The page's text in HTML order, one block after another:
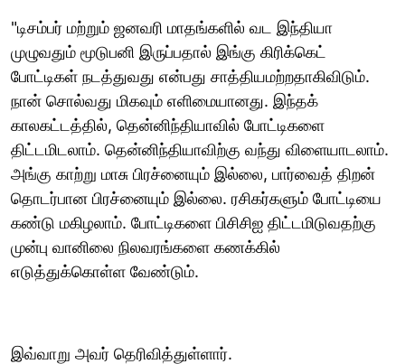
"டிசம்பர் மற்றும் ஜனவரி மாதங்களில் வட இந்தியா
முழுவதும் மூடுபனி இருப்பதால் இங்கு கிரிக்கெட்
போட்டிகள் நடத்துவது என்பது சாத்தியமற்றதாகிவிடும்.
நான் சொல்வது மிகவும் எளிமையானது. இந்தக்
காலகட்டத்தில், தென்னிந்தியாவில் போட்டிகளை
திட்டமிடலாம். தென்னிந்தியாவிற்கு வந்து விளையாடலாம்.
அங்கு காற்று மாசு பிரச்னையும் இல்லை, பார்வைத் திறன்
தொடர்பான பிரச்னையும் இல்லை. ரசிகர்களும் போட்டியை
கண்டு மகிழலாம். போட்டிகளை பிசிசிஐ திட்டமிடுவதற்கு
முன்பு வானிலை நிலவரங்களை கணக்கில்
எடுத்துக்கொள்ள வேண்டும்.
இவ்வாறு அவர் தெரிவித்துள்ளார்.